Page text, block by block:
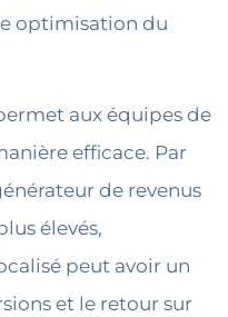
optimisation du
aux équipes de
efficace. Par
de revenus
élevés,
peut avoir un
et le retour sur